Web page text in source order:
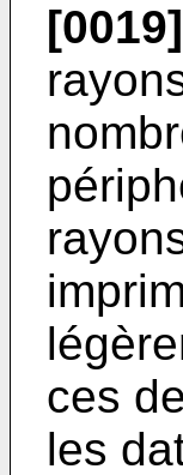
[0019]
ces
les